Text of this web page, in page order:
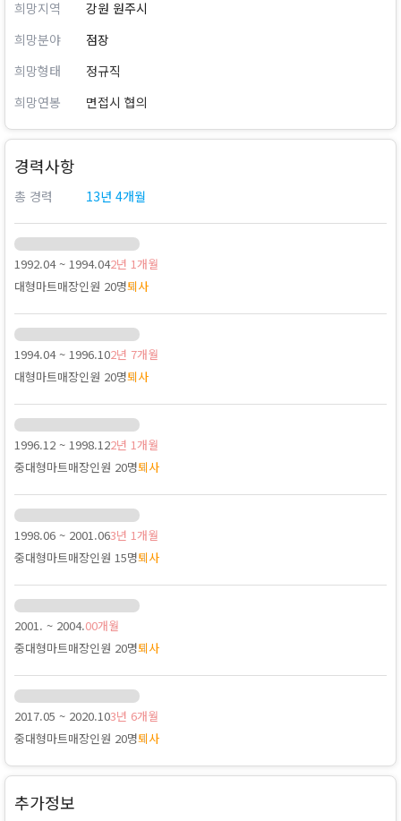
희망지역
강원 원주시
희망분야
점장
희망형태
정규직
희망연봉
면접시 협의
경력사항
총 경력 13년 4개월
1992.04 ~ 1994.042년 1개월
대형마트매장인원 20명퇴사
1994.04 ~ 1996.102년 7개월
대형마트매장인원 20명퇴사
1996.12 ~ 1998.122년 1개월
중대형마트매장인원 20명퇴사
1998.06 ~ 2001.063년 1개월
중대형마트매장인원 15명퇴사
2001. ~ 2004.00개월
중대형마트매장인원 20명퇴사
2017.05 ~ 2020.103년 6개월
중대형마트매장인원 20명퇴사
추가정보